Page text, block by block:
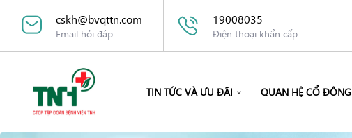
cskh@bvqttn.com
Email hỏi đáp
19008035
Điện thoại khẩn cấp
TIN TỨC VÀ ƯU ĐÃI QUAN HỆ CỔ ĐÔNG